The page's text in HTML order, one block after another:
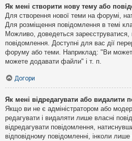
Як мені створити нову тему або
Для створення нової теми на форумі,
Для розміщення повідомлення в темі
Можливо, доведеться зареєструватися,
повідомлення. Доступні для вас дії
форуму або теми. Наприклад: "Ви
можете додавати файли" і т. п.
Догори
Як мені відредагувати або видалити
Якщо ви не є адміністратором або
редагувати і видаляти лише власні
відредагувати повідомлення,
відповідному повідомленні, інколи